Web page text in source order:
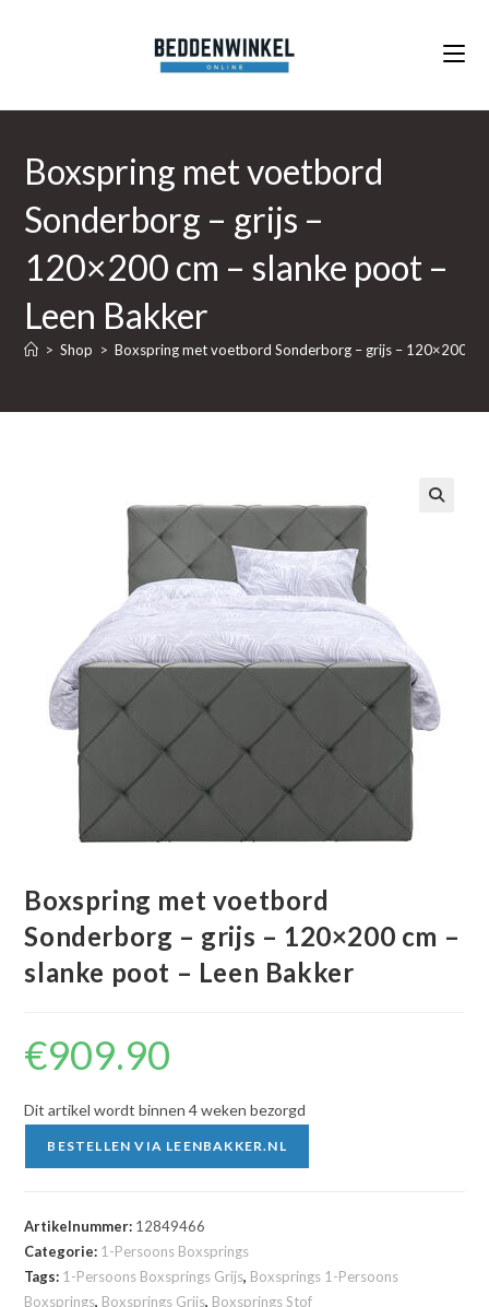
Boxspring met voetbord
Sonderborg – grijs –
120×200 cm – slanke poot –
Leen Bakker
> Shop > Boxspring met voetbord Sonderborg – grijs – 120×200
Boxspring met voetbord
Sonderborg – grijs – 120×200 cm –
slanke poot – Leen Bakker
€909.90
Dit artikel wordt binnen 4 weken bezorgd
BESTELLEN VIA LEENBAKKER.NL
Artikelnummer: 12849466
Categorie: 1-Persoons Boxsprings
Tags: 1-Persoons Boxsprings Grijs, Boxsprings 1-Persoons
Boxsprings, Boxsprings Grijs, Boxsprings Stof